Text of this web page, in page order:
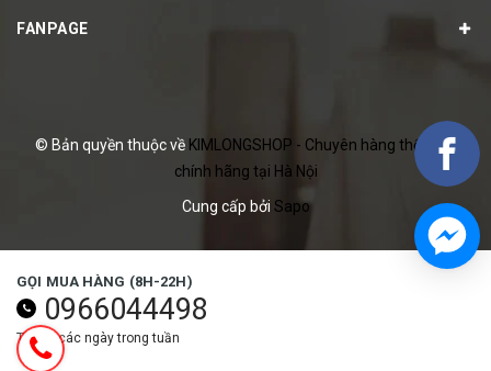
FANPAGE
© Bản quyền thuộc về KIMLONGSHOP - Chuyên hàng thể thao
chính hãng tại Hà Nội
Cung cấp bởi Sapo
GỌI MUA HÀNG (8H-22H)
0966044498
Tất cả các ngày trong tuần